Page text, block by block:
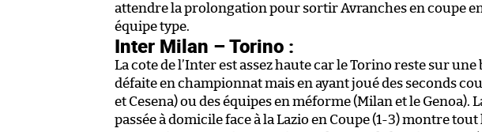
attendre la prolongation pour sortir Avranches en coupe
équipe type.
Inter Milan – Torino :
La cote de l’Inter est assez haute car le Torino reste sur
défaite en championnat mais en ayant joué des seconds
et Cesena) ou des équipes en méforme (Milan et le Genoa).
passée à domicile face à la Lazio en Coupe (1-3) montre